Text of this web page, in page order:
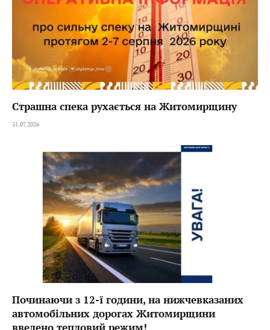
Страшна спека рухається на Житомирщину
31.07.2026
Починаючи з 12-ї години, на нижчевказаних
автомобільних дорогах Житомирщини